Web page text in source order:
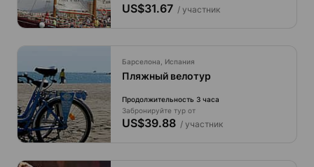
US$31.67/ участник
Барселона, Испания
Пляжный велотур
Продолжительность 3 часа
Забронируйте тур от
US$39.88/ участник